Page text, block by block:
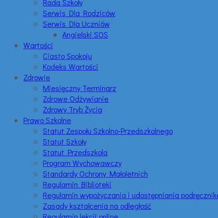
Rada Szkoły
Serwis Dla Rodziców
Serwis Dla Uczniów
Angielski SOS
Wartości
Ciasto Spokoju
Kodeks Wartości
Zdrowie
Miesięczny Terminarz
Zdrowe Odżywianie
Zdrowy Tryb Życia
Prawo Szkolne
Statut Zespołu Szkolno-Przedszkolnego
Statut Szkoły
Statut Przedszkola
Program Wychowawczy
Standardy Ochrony Małoletnich
Regulamin Biblioteki
Regulamin wypożyczania i udostępniania
Zasady kształcenia na odległość